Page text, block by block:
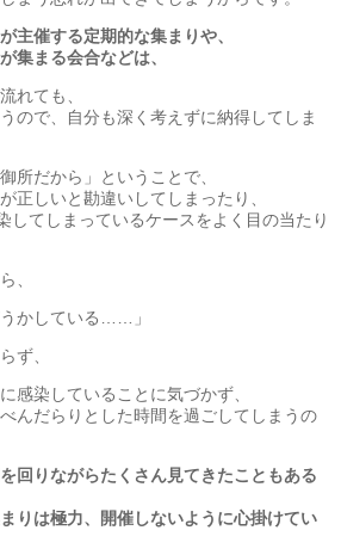
主催する定期的な集まりや、
集まる会合などは、
れても、
ので、自分も深く考えずに納得してしま
所だから」ということで、
正しいと勘違いしてしまったり、
してしまっているケースをよく目の当たり
、
うかしている……」
ず、
感染していることに気づかず、
んだらりとした時間を過ごしてしまうの
回りながらたくさん見てきたこともある
りは極力、開催しないように心掛けてい